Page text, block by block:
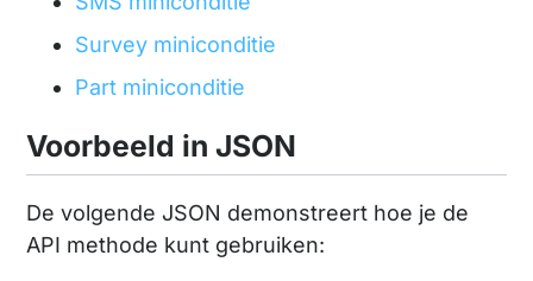
Survey miniconditie
Part miniconditie
Voorbeeld in JSON
De volgende JSON demonstreert hoe je de
API methode kunt gebruiken: